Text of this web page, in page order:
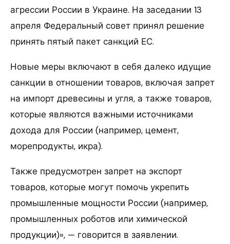
агрессии России в Украине. На заседании 13
апреля Федеральный совет принял решение
принять пятый пакет санкций ЕС.
Новые меры включают в себя далеко идущие
санкции в отношении товаров, включая запрет
на импорт древесины и угля, а также товаров,
которые являются важными источниками
дохода для России (например, цемент,
морепродукты, икра).
Также предусмотрен запрет на экспорт
товаров, которые могут помочь укрепить
промышленные мощности России (например,
промышленных роботов или химической
продукции)», — говорится в заявлении.